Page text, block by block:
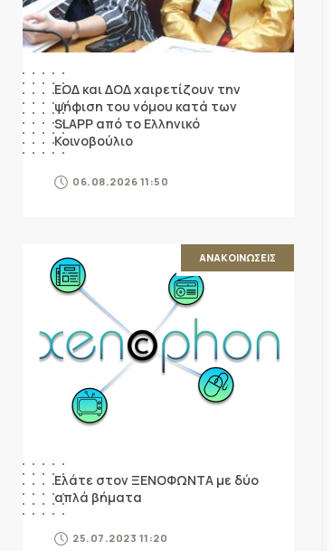
ΕΟΔ και ΔΟΔ χαιρετίζουν την
ψήφιση του νόμου κατά των
SLAPP από το Ελληνικό
Κοινοβούλιο
06.08.2026 11:50
ΑΝΑΚΟΙΝΩΣΕΙΣ
Ελάτε στον ΞΕΝΟΦΩΝΤΑ με δύο
απλά βήματα
25.07.2023 11:20